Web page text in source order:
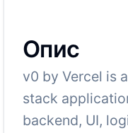
Опис
v0 by Vercel is
stack
backend, UI,